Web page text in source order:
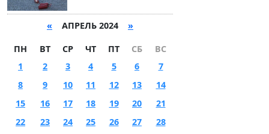
« АПРЕЛЬ 2024 »
ПН ВТ СР ЧТ ПТ СБ
ВС
1
2 3 4 5 6
7
8
9 10 11 12 13
14
15
16 17 18 19 20
21
22
23 24 25 26 27
28